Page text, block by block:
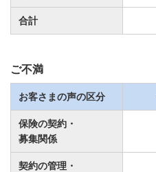
合計
ご不満
お客さまの声の区分
保険の契約・
募集関係
契約の管理・